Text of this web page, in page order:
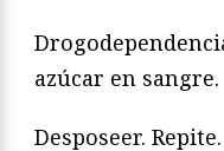
azúcar en sangre.
Desposeer.